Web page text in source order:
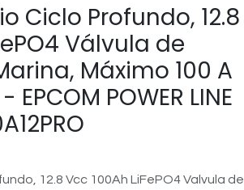
Ciclo Profundo, 12.8
Válvula de
Máximo 100 A
POWER LINE
12.8 Vcc 100Ah LiFePO4 Valvula de